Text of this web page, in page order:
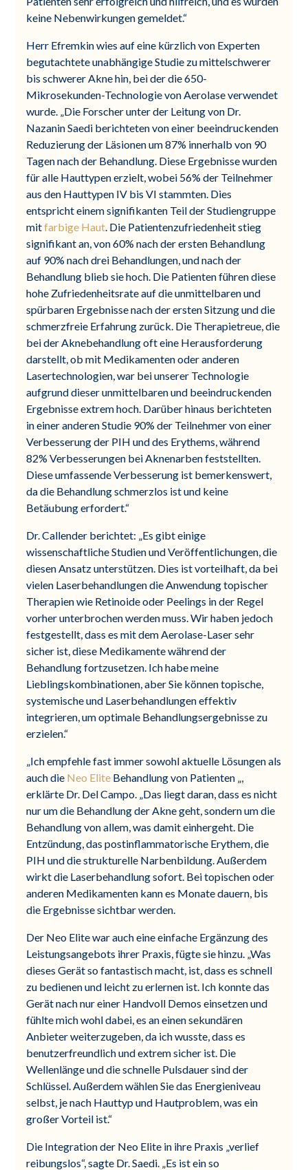
keine Nebenwirkungen gemeldet.“
Herr Efremkin wies auf eine kürzlich von Experten
begutachtete unabhängige Studie zu mittelschwerer
bis schwerer Akne hin, bei der die 650-
Mikrosekunden-Technologie von Aerolase verwendet
wurde. „Die Forscher unter der Leitung von Dr.
Nazanin Saedi berichteten von einer beeindruckenden
Reduzierung der Läsionen um 87% innerhalb von 90
Tagen nach der Behandlung. Diese Ergebnisse wurden
für alle Hauttypen erzielt, wobei 56% der Teilnehmer
aus den Hauttypen IV bis VI stammten. Dies
entspricht einem signifikanten Teil der Studiengruppe
mitfarbige Haut. Die Patientenzufriedenheit stieg
signifikant an, von 60% nach der ersten Behandlung
auf 90% nach drei Behandlungen, und nach der
Behandlung blieb sie hoch. Die Patienten führen diese
hohe Zufriedenheitsrate auf die unmittelbaren und
spürbaren Ergebnisse nach der ersten Sitzung und die
schmerzfreie Erfahrung zurück. Die Therapietreue, die
bei der Aknebehandlung oft eine Herausforderung
darstellt, ob mit Medikamenten oder anderen
Lasertechnologien, war bei unserer Technologie
aufgrund dieser unmittelbaren und beeindruckenden
Ergebnisse extrem hoch. Darüber hinaus berichteten
in einer anderen Studie 90% der Teilnehmer von einer
Verbesserung der PIH und des Erythems, während
82% Verbesserungen bei Aknenarben feststellten.
Diese umfassende Verbesserung ist bemerkenswert,
da die Behandlung schmerzlos ist und keine
Betäubung erfordert.“
Dr. Callender berichtet: „Es gibt einige
wissenschaftliche Studien und Veröffentlichungen, die
diesen Ansatz unterstützen. Dies ist vorteilhaft, da bei
vielen Laserbehandlungen die Anwendung topischer
Therapien wie Retinoide oder Peelings in der Regel
vorher unterbrochen werden muss. Wir haben jedoch
festgestellt, dass es mit dem Aerolase-Laser sehr
sicher ist, diese Medikamente während der
Behandlung fortzusetzen. Ich habe meine
Lieblingskombinationen, aber Sie können topische,
systemische und Laserbehandlungen effektiv
integrieren, um optimale Behandlungsergebnisse zu
erzielen.“
„Ich empfehle fast immer sowohl aktuelle Lösungen als
auch die Neo Elite Behandlung von Patienten „,
erklärte Dr. Del Campo. „Das liegt daran, dass es nicht
nur um die Behandlung der Akne geht, sondern um die
Behandlung von allem, was damit einhergeht. Die
Entzündung, das postinflammatorische Erythem, die
PIH und die strukturelle Narbenbildung. Außerdem
wirkt die Laserbehandlung sofort. Bei topischen oder
anderen Medikamenten kann es Monate dauern, bis
die Ergebnisse sichtbar werden.
Der Neo Elite war auch eine einfache Ergänzung des
Leistungsangebots ihrer Praxis, fügte sie hinzu. „Was
dieses Gerät so fantastisch macht, ist, dass es schnell
zu bedienen und leicht zu erlernen ist. Ich konnte das
Gerät nach nur einer Handvoll Demos einsetzen und
fühlte mich wohl dabei, es an einen sekundären
Anbieter weiterzugeben, da ich wusste, dass es
benutzerfreundlich und extrem sicher ist. Die
Wellenlänge und die schnelle Pulsdauer sind der
Schlüssel. Außerdem wählen Sie das Energieniveau
selbst, je nach Hauttyp und Hautproblem, was ein
großer Vorteil ist.“
Die Integration der Neo Elite in ihre Praxis „verlief
reibungslos“, sagte Dr. Saedi. „Es ist ein so